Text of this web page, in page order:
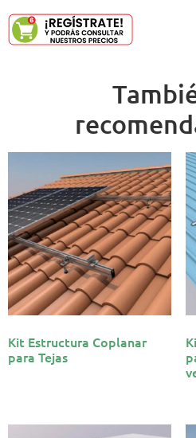
Kit Estructura Coplanar
para Tejas